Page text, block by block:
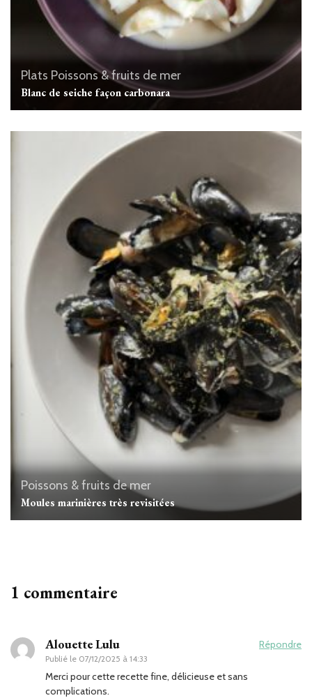
Plats Poissons & fruits de mer
Blanc de seiche façon carbonara
Poissons & fruits de mer
Moules marinières très revisitées
1 commentaire
Alouette Lulu
Publié le 07/12/2025 à 14:33
Répondre
Merci pour cette recette fine, délicieuse et sans
complications.